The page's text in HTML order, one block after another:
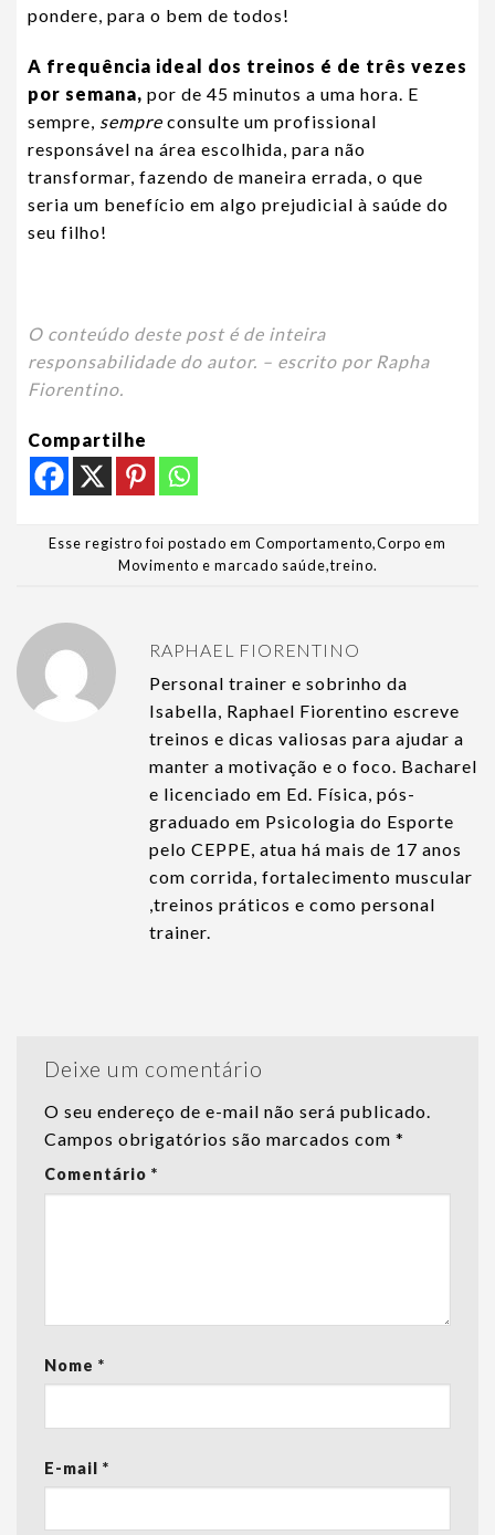
pondere, para o bem de todos!
A frequência ideal dos treinos é de três vezes
por semana, por de 45 minutos a uma hora. E
sempre, sempre consulte um profissional
responsável na área escolhida, para não
transformar, fazendo de maneira errada, o que
seria um benefício em algo prejudicial à saúde do
seu filho!
O conteúdo deste post é de inteira
responsabilidade do autor. – escrito por Rapha
Fiorentino.
Compartilhe
Esse registro foi postado em Comportamento,Corpo em
Movimento e marcado saúde,treino.
RAPHAEL FIORENTINO
Personal trainer e sobrinho da
Isabella, Raphael Fiorentino escreve
treinos e dicas valiosas para ajudar a
manter a motivação e o foco. Bacharel
e licenciado em Ed. Física, pós-
graduado em Psicologia do Esporte
pelo CEPPE, atua há mais de 17 anos
com corrida, fortalecimento muscular
,treinos práticos e como personal
trainer.
Deixe um comentário
O seu endereço de e-mail não será publicado.
Campos obrigatórios são marcados com *
Comentário *
Nome *
E-mail *